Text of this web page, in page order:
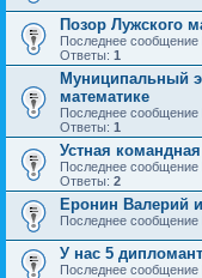
Позор Лужского
Последнее сообщение
Ответы: 1
Муниципальный
математике
Последнее сообщение
Ответы: 1
Устная
Последнее сообщение
Ответы: 2
Еронин Валерий
Последнее сообщение
У нас 5
Последнее сообщение